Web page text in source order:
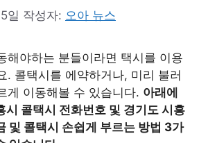
일 작성자: 오아 뉴스
해야하는 분들이라면 택시를 이용
. 콜택시를 에약하거나, 미리 불러
게 이동해볼 수 있습니다. 아래에
시 콜택시 전화번호 및 경기도 시흥
및 콜택시 손쉽게 부르는 방법 3가